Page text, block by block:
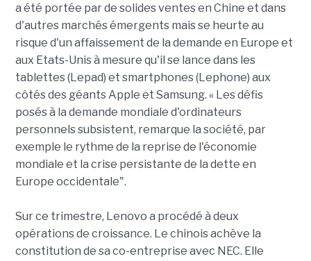
a été portée par de solides ventes en Chine et dans
d'autres marchés émergents mais se heurte au
risque d'un affaissement de la demande en Europe et
aux Etats-Unis à mesure qu'il se lance dans les
tablettes (Lepad) et smartphones (Lephone) aux
côtés des géants Apple et Samsung. « Les défis
posés à la demande mondiale d'ordinateurs
personnels subsistent, remarque la société, par
exemple le rythme de la reprise de l'économie
mondiale et la crise persistante de la dette en
Europe occidentale".
Sur ce trimestre, Lenovo a procédé à deux
opérations de croissance. Le chinois achève la
constitution de sa co-entreprise avec NEC. Elle